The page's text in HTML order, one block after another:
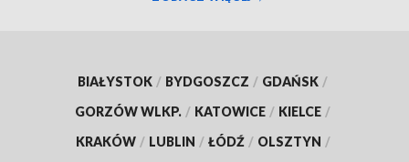
BIAŁYSTOK / BYDGOSZCZ / GDAŃSK /
GORZÓW WLKP. / KATOWICE / KIELCE /
KRAKÓW / LUBLIN / ŁÓDŹ / OLSZTYN /